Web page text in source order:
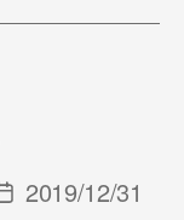
Дата
2019/12/31